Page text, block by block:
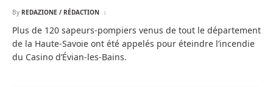
By REDAZIONE / RÉDACTION
Plus de 120 sapeurs-pompiers venus de tout le département
de la Haute-Savoie ont été appelés pour éteindre l’incendie
du Casino d’Évian-les-Bains.